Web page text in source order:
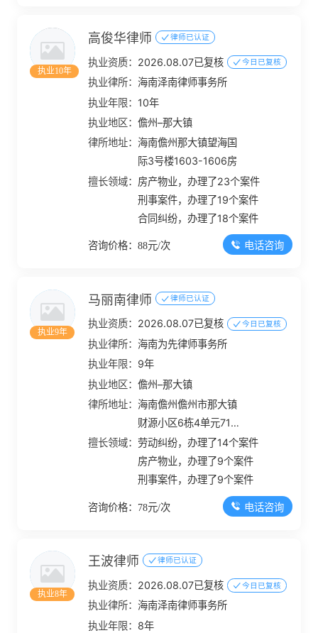
执业10年
高俊华律师 律师已认证
执业资质： 2026.08.07已复核 今日已复核
执业律所： 海南泽南律师事务所
执业年限： 10年
执业地区：儋州–那大镇
律所地址： 海南儋州那大镇望海国
际3号楼1603-1606房
擅长领域： 房产物业，办理了23个案件
刑事案件，办理了19个案件
合同纠纷，办理了18个案件
咨询价格：88元/次 电话咨询
执业9年
马丽南律师 律师已认证
执业资质： 2026.08.07已复核 今日已复核
执业律所： 海南为先律师事务所
执业年限： 9年
执业地区：儋州–那大镇
律所地址： 海南儋州儋州市那大镇
财源小区6栋4单元711
房
擅长领域：劳动纠纷，办理了14个案件
房产物业，办理了9个案件
刑事案件，办理了9个案件
咨询价格：78元/次 电话咨询
执业8年
王波律师 律师已认证
执业资质： 2026.08.07已复核 今日已复核
执业律所： 海南泽南律师事务所
执业年限： 8年